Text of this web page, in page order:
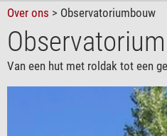
Over ons > Observatoriumbouw
Van een hut met roldak tot een